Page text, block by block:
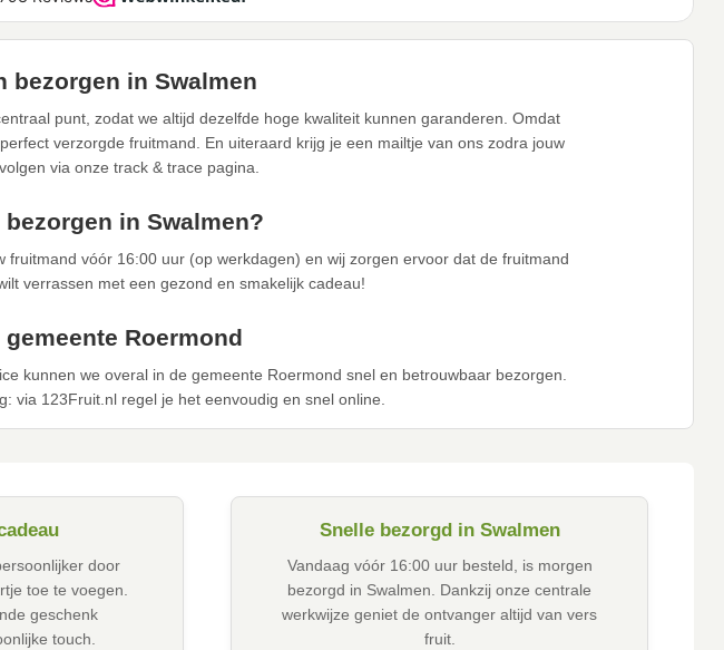
bezorgen in Swalmen
punt, zodat we altijd dezelfde hoge kwaliteit kunnen garanderen. Omdat
verzorgde fruitmand. En uiteraard krijg je een mailtje van ons zodra jouw
via onze track & trace pagina.
in Swalmen?
vóór 16:00 uur (op werkdagen) en wij zorgen ervoor dat de fruitmand
verrassen met een gezond en smakelijk cadeau!
Roermond
kunnen we overal in de gemeente Roermond snel en betrouwbaar bezorgen.
via 123Fruit.nl regel je het eenvoudig en snel online.
door
toe te voegen.
geschenk
touch.
Snelle bezorgd in Swalmen
Vandaag vóór 16:00 uur besteld, is morgen
bezorgd in Swalmen. Dankzij onze centrale
werkwijze geniet de ontvanger altijd van vers
fruit.